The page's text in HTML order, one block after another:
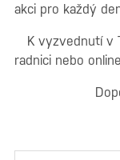
akci pro každý
K vyzvednutí v
radnici nebo online